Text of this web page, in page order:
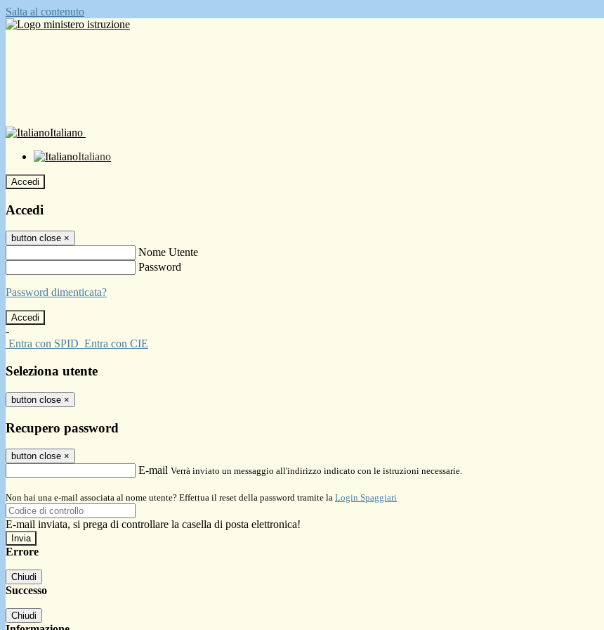
Salta al contenuto
Italiano
Italiano
Accedi
Accedi
button close ×
Nome Utente
Password
Password dimenticata?
-
Entra con SPID Entra con CIE
Seleziona utente
button close ×
Recupero password
button close ×
E-mail Verrà inviato un messaggio all'indirizzo indicato con le istruzioni necessarie.
Non hai una e-mail associata al nome utente? Effettua il reset della password tramite la Login Spaggiari
E-mail inviata, si prega di controllare la casella di posta elettronica!
Errore
Chiudi
Successo
Chiudi